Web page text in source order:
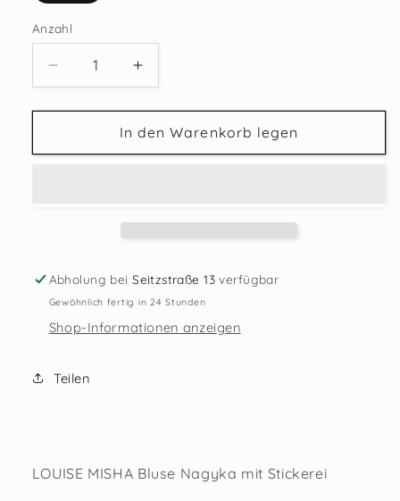
Anzahl
Verringere
die
Menge
LOUISE
Erhöhe
die
Menge
für
LOUISE
In den Warenkorb legen
Abholung beiSeitzstraße 13 verfügbar
Gewöhnlich fertig in 24 Stunden
Shop-Informationen anzeigen
Teilen
LOUISE MISHA Bluse Nagyka mit Stickerei